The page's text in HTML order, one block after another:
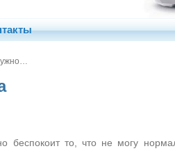
то, что не могу